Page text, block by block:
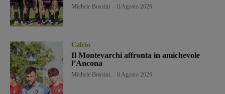
Michele Bossini 8 Agosto 2026
Calcio
Il Montevarchi affronta in amichevole
l’Ancona
Michele Bossini 8 Agosto 2026